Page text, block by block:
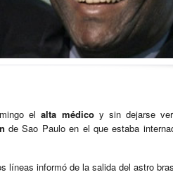
el alta médicoy sin dejarse
de Sao Paulo en el que estaba
líneas informó de la salida del astro